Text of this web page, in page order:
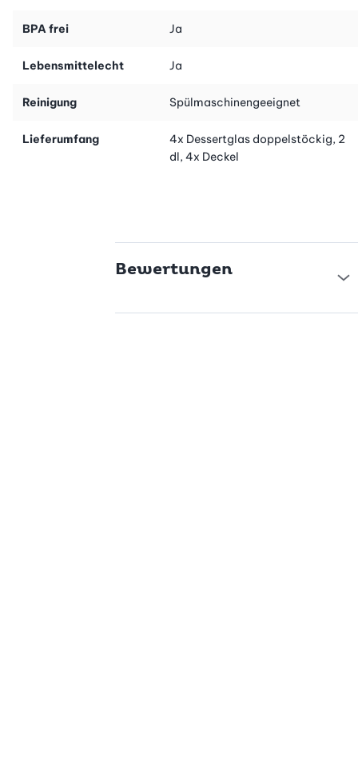
Dieses Angebot gibts auch im vorteilhaften Spar-Kombi mit
BPA frei Ja
Lebensmittelecht Ja
Reinigung Spülmaschinengeeignet
Lieferumfang
4x Dessertglas doppelstöckig, 2
dl, 4x Deckel
Bewertungen